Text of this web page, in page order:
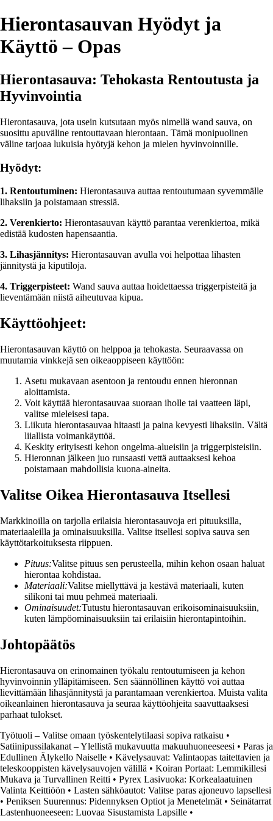
Hierontasauvan Hyödyt ja
Käyttö – Opas
Hierontasauva: Tehokasta Rentoutusta ja
Hyvinvointia
Hierontasauva, jota usein kutsutaan myös nimellä wand sauva, on
suosittu apuväline rentouttavaan hierontaan. Tämä monipuolinen
väline tarjoaa lukuisia hyötyjä kehon ja mielen hyvinvoinnille.
Hyödyt:
1. Rentoutuminen: Hierontasauva auttaa rentoutumaan syvemmälle
lihaksiin ja poistamaan stressiä.
2. Verenkierto: Hierontasauvan käyttö parantaa verenkiertoa, mikä
edistää kudosten hapensaantia.
3. Lihasjännitys: Hierontasauvan avulla voi helpottaa lihasten
jännitystä ja kiputiloja.
4. Triggerpisteet: Wand sauva auttaa hoidettaessa triggerpisteitä ja
lieventämään niistä aiheutuvaa kipua.
Käyttöohjeet:
Hierontasauvan käyttö on helppoa ja tehokasta. Seuraavassa on
muutamia vinkkejä sen oikeaoppiseen käyttöön:
Asetu mukavaan asentoon ja rentoudu ennen hieronnan
aloittamista.
Voit käyttää hierontasauvaa suoraan iholle tai vaatteen läpi,
valitse mieleisesi tapa.
Liikuta hierontasauvaa hitaasti ja paina kevyesti lihaksiin. Vältä
liiallista voimankäyttöä.
Keskity erityisesti kehon ongelma-alueisiin ja triggerpisteisiin.
Hieronnan jälkeen juo runsaasti vettä auttaaksesi kehoa
poistamaan mahdollisia kuona-aineita.
Valitse Oikea Hierontasauva Itsellesi
Markkinoilla on tarjolla erilaisia hierontasauvoja eri pituuksilla,
materiaaleilla ja ominaisuuksilla. Valitse itsellesi sopiva sauva sen
käyttötarkoituksesta riippuen.
Pituus:Valitse pituus sen perusteella, mihin kehon osaan haluat
hierontaa kohdistaa.
Materiaali:Valitse miellyttävä ja kestävä materiaali, kuten
silikoni tai muu pehmeä materiaali.
Ominaisuudet:Tutustu hierontasauvan erikoisominaisuuksiin,
kuten lämpöominaisuuksiin tai erilaisiin hierontapintoihin.
Johtopäätös
Hierontasauva on erinomainen työkalu rentoutumiseen ja kehon
hyvinvoinnin ylläpitämiseen. Sen säännöllinen käyttö voi auttaa
lievittämään lihasjännitystä ja parantamaan verenkiertoa. Muista valita
oikeanlainen hierontasauva ja seuraa käyttöohjeita saavuttaaksesi
parhaat tulokset.
Työtuoli – Valitse omaan työskentelytilaasi sopiva ratkaisu •
Satiinipussilakanat – Ylellistä mukavuutta makuuhuoneeseesi • Paras ja
Edullinen Älykello Naiselle • Kävelysauvat: Valintaopas taitettavien ja
teleskooppisten kävelysauvojen välillä • Koiran Portaat: Lemmikillesi
Mukava ja Turvallinen Reitti • Pyrex Lasivuoka: Korkealaatuinen
Valinta Keittiöön • Lasten sähköautot: Valitse paras ajoneuvo lapsellesi
• Peniksen Suurennus: Pidennyksen Optiot ja Menetelmät • Seinätarrat
Lastenhuoneeseen: Luovaa Sisustamista Lapsille •